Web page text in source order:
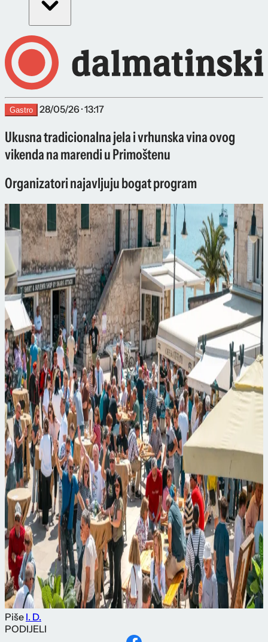
Gastro 28/05/26 · 13:17
Ukusna tradicionalna jela i vrhunska vina ovog
vikenda na marendi u Primoštenu
Organizatori najavljuju bogat program
Piše I. D.
PODIJELI